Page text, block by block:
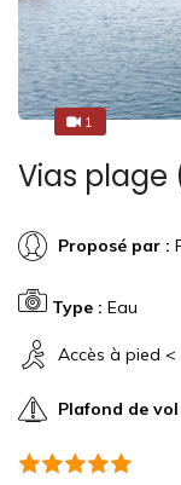
11
Vias plage
Proposé par :
Type : Eau
Accès à pied <
Plafond de vol